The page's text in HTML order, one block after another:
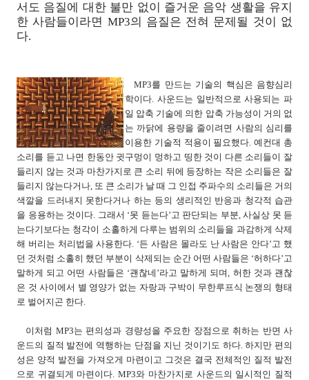
서도 음질에 대한 불만 없이 즐거운 음악 생활을 유지
한 사람들이라면 MP3의 음질은 전혀 문제될 것이 없
다.
MP3를 만드는 기술의 핵심은 음향심리
학이다. 사운드는 일반적으로 사용되는 파
일 압축 기술에 의한 압축 가능성이 거의 없
는 까닭에 용량을 줄이려면 사람의 심리를
이용한 기술적 적용이 필요했다. 예컨대 총
소리를 듣고 나면 한동안 귓구멍이 멍하고 띵한 것이 다른 소리들이 잘
들리지 않는 것과 마찬가지로 큰 소리 뒤에 등장하는 작은 소리들은 잘
들리지 않는다거나, 또 큰 소리가 날 때 그 인접 주파수의 소리들은 거의
색깔을 드러내지 못한다거나 하는 등의 생리적인 반응과 청각적 습관
을 응용하는 것이다. 그래서 ‘못 듣는다’고 판단되는 부분, 사실상 못 듣
는다기보다는 청각이 소홀하게 다루는 범위의 소리들을 과감하게 삭제
해 버리는 처리법을 사용한다. ‘든 사람은 몰라도 난 사람은 안다’고 했
던 것처럼 소홀히 했던 부분이 삭제되는 순간 어떤 사람들은 ‘허하다’고
말하게 되고 어떤 사람들은 ‘괜찮네’라고 말하게 되며, 허한 것과 괜찮
은 것 사이에서 별 영양가 없는 자랑과 구박이 무한루프식 논쟁의 형태
로 벌어지곤 한다.
이처럼 MP3는 편의성과 경량성을 주요한 장점으로 취하는 반면 사
운드의 질적 발전에 역행하는 단점을 지닌 것이기도 하다. 하지만 편의
성은 양적 발전을 가져오게 마련이고 그것은 결국 전체적인 질적 발전
으로 귀결되게 마련이다. MP3와 마찬가지로 사운드의 일시적인 질적